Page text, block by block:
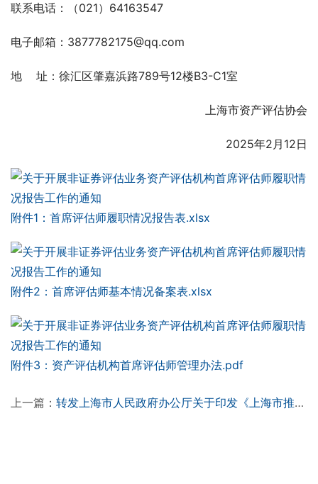
联系电话：（021）64163547
电子邮箱：3877782175@qq.com
地    址：徐汇区肇嘉浜路789号12楼B3-C1室
上海市资产评估协会
2025年2月12日
附件1：首席评估师履职情况报告表.xlsx
附件2：首席评估师基本情况备案表.xlsx
附件3：资产评估机构首席评估师管理办法.pdf
上一篇： 转发上海市人民政府办公厅关于印发《上海市推动数字贸易和服务贸易高质量发展的实施方案》的通知